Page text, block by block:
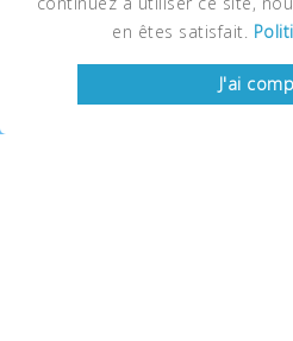
BE
en êtes satisfait.
J'ai